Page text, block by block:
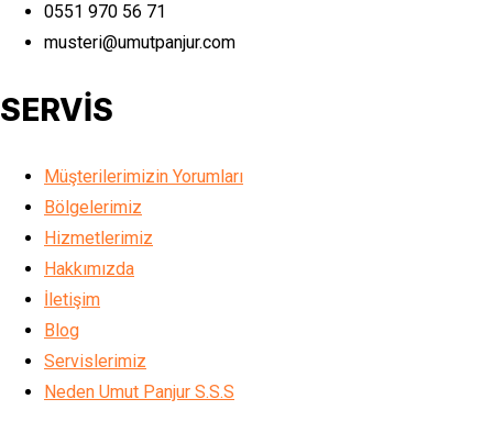
0551 970 56 71
musteri@umutpanjur.com
SERVİS
Müşterilerimizin Yorumları
Bölgelerimiz
Hizmetlerimiz
Hakkımızda
İletişim
Blog
Servislerimiz
Neden Umut Panjur S.S.S